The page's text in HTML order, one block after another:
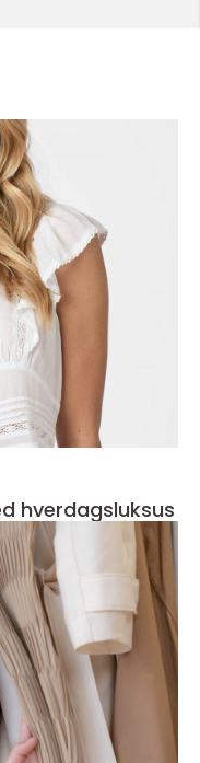
med hverdagsluksus